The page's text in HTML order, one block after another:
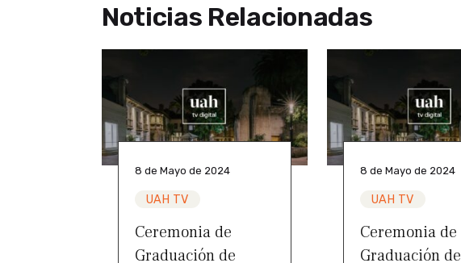
Noticias Relacionadas
8 de Mayo de 2024
UAH TV
Ceremonia de
Graduación de
8 de Mayo de 2024
UAH TV
Ceremonia de
Graduación de